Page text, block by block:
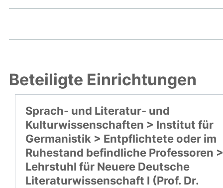
Beteiligte Einrichtungen
Sprach- und Literatur- und
Kulturwissenschaften > Institut für
Germanistik > Entpflichtete oder im
Ruhestand befindliche Professoren >
Lehrstuhl für Neuere Deutsche
Literaturwissenschaft I (Prof. Dr.